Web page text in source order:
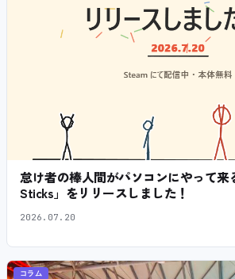
怠け者の棒人間がパソコンにやって来
Sticks」をリリースしました！
2026.07.20
コラム